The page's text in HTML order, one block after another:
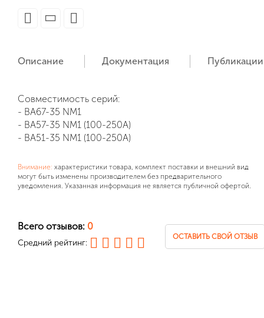
Описание Документация Публикации
Совместимость серий:
- ВА67-35 NM1
- ВА57-35 NM1 (100-250А)
- ВА51-35 NM1 (100-250А)
Внимание: характеристики товара, комплект поставки и внешний вид
могут быть изменены производителем без предварительного
уведомления. Указанная информация не является публичной офертой.
Всего отзывов: 0
Средний рейтинг:
ОСТАВИТЬ СВОЙ ОТЗЫВ